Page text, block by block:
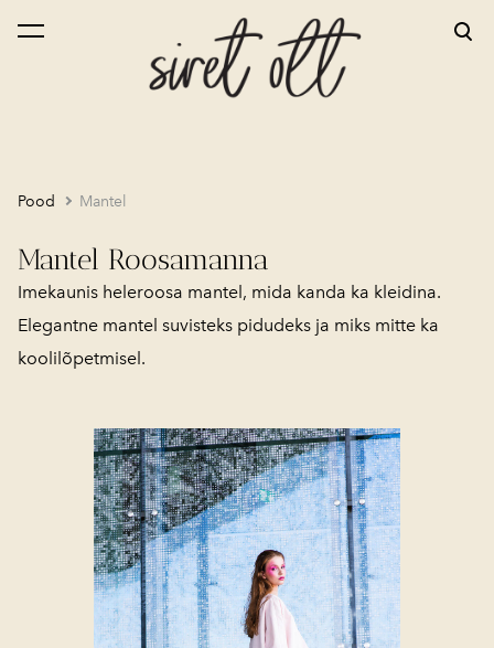
lisati ostukorvi. Vaata ostukorvi
Pood Mantel
Mantel Roosamanna
Imekaunis heleroosa mantel, mida kanda ka kleidina.
Elegantne mantel suvisteks pidudeks ja miks mitte ka
koolilõpetmisel.